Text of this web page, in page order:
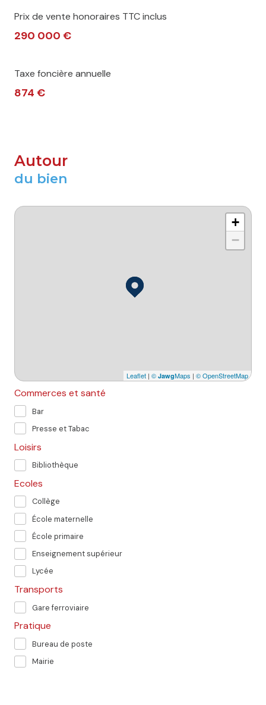
Prix de vente honoraires TTC inclus
290 000 €
Taxe foncière annuelle
874 €
Autour
du bien
+
−
Leaflet | © JawgMaps | © OpenStreetMap
Commerces et santé
Bar
Presse et Tabac
Loisirs
Bibliothèque
Ecoles
Collège
École maternelle
École primaire
Enseignement supérieur
Lycée
Transports
Gare ferroviaire
Pratique
Bureau de poste
Mairie